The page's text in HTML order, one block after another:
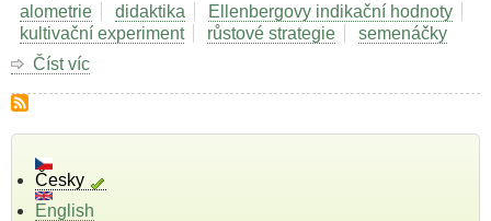
alometrie
didaktika
Ellenbergovy indikační hodnoty
kultivační experiment
růstové strategie
semenáčky
Číst víc
poměru
semenáčků.
Česky
English